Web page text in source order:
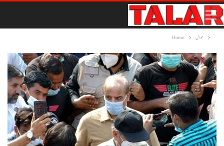
Home حوال